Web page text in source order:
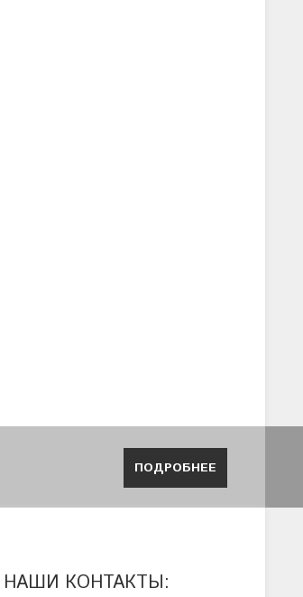
ПОДРОБНЕЕ
НАШИ КОНТАКТЫ: